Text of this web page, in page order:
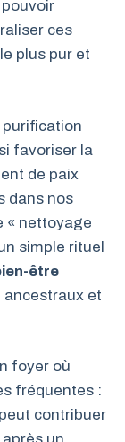
ces
plus pur et
favoriser la
de paix
dans nos
« nettoyage
simple rituel
être
ancestraux et
foyer où
fréquentes :
contribuer